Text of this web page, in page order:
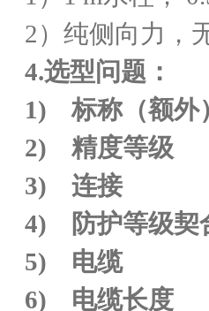
2）纯侧向力，
4.选型问题：
1)标称（额外
2) 精度等级
3) 连接
4)
防护等级契
5) 电缆
6) 电缆长度